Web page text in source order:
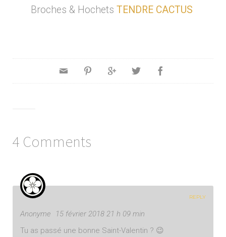
Broches & Hochets TENDRE CACTUS
4 Comments
Anonyme
15 février 2018 21 h 09 min
Tu as passé une bonne Saint-Valentin ? 😉
REPLY